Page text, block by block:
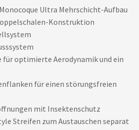
Ultra Mehrschicht-Aufbau
Konstruktion
optimierte Aerodynamik und ein
für einen störungsfreien
mit Insektenschutz
Streifen zum Austauschen separat